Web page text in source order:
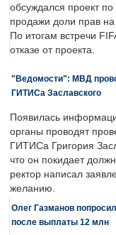
обсуждался проект
продажи доли прав
По итогам встречи
отказе от проекта.
"Ведомости": МВД
ГИТИСа Заславского
Появилась
органы проводят
ГИТИСа Григория
что он покидает
ректор написал
желанию.
Олег Газманов
после выплаты 12 млн